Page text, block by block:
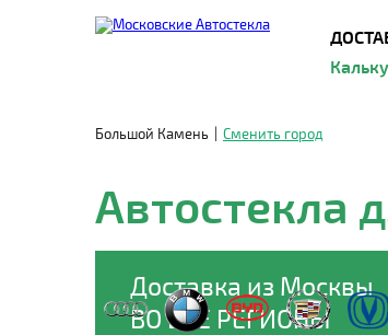
Большой Камень Сменить город
Автостекла
Доставка из Москвы
ВО ВСЕ РЕГИОНЫ